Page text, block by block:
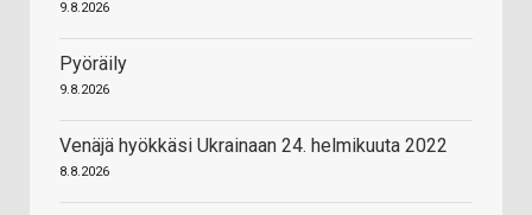
9.8.2026
Pyöräily
9.8.2026
Venäjä hyökkäsi Ukrainaan 24. helmikuuta 2022
8.8.2026